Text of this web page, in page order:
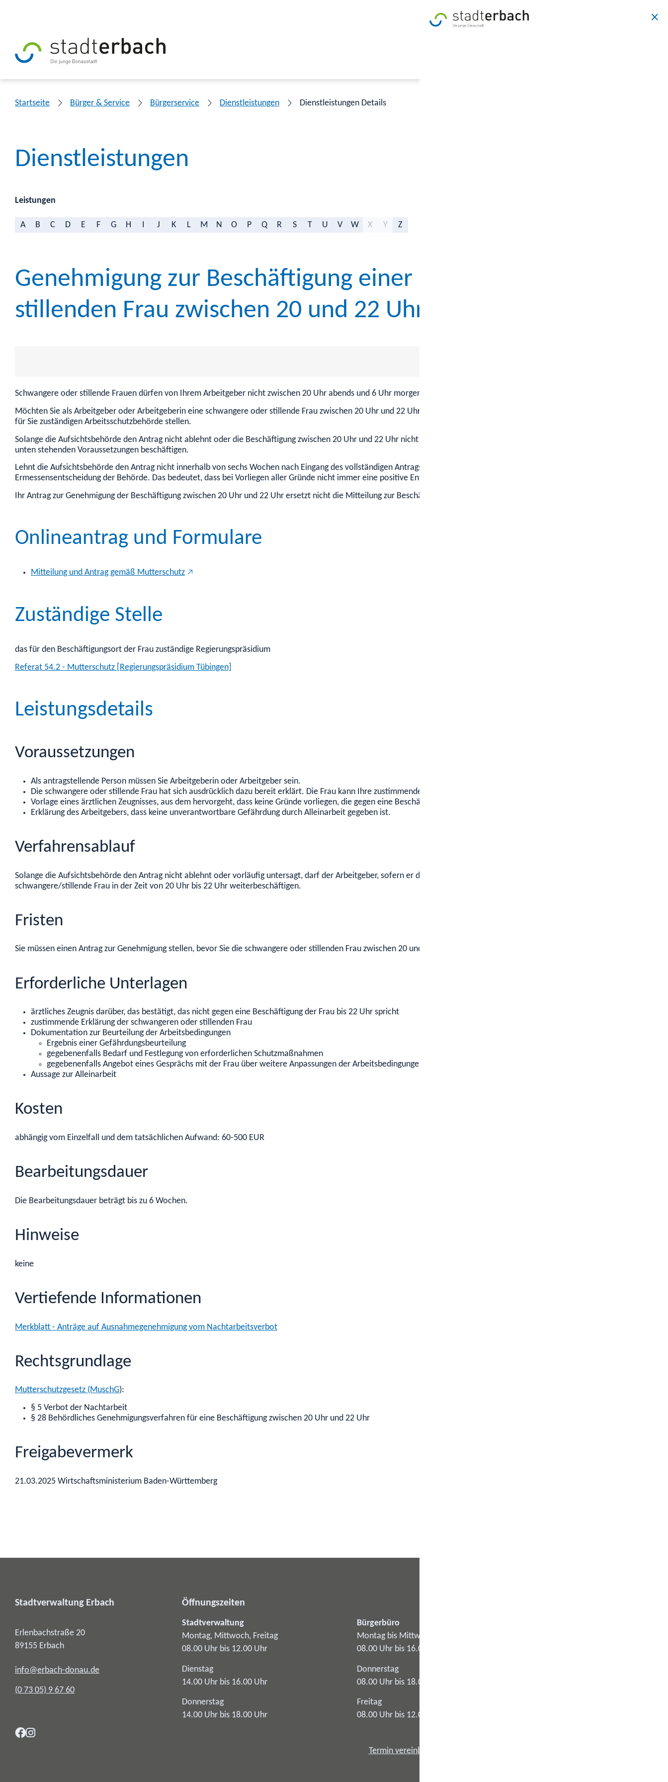
Startseite Bürger & Service Bürgerservice Dienstleistungen Dienstleistungen Details
Dienstleistungen
Leistungen
A B C D E F G H J K L M N O P Q R S T U V W X Y Z
Genehmigung zur Beschäftigung einer schwangeren oder
stillenden Frau zwischen 20 und 22 Uhr beantragen
Schwangere oder stillende Frauen dürfen von Ihrem Arbeitgeber nicht zwischen 20 Uhr abends und 6 Uhr morgens beschäftigt werden.
Möchten Sie als Arbeitgeber oder Arbeitgeberin eine schwangere oder stillende Frau zwischen 20 Uhr und 22 Uhr beschäftigen, müssen Sie einen Antrag auf Genehmigung bei der
für Sie zuständigen Arbeitsschutzbehörde stellen.
Solange die Aufsichtsbehörde den Antrag nicht ablehnt oder die Beschäftigung zwischen 20 Uhr und 22 Uhr nicht vorläufig untersagt, darf der Arbeitgeber die Frau unter den
unten stehenden Voraussetzungen beschäftigen.
Lehnt die Aufsichtsbehörde den Antrag nicht innerhalb von sechs Wochen nach Eingang des vollständigen Antrags ab, gilt die Genehmigung als erteilt. Die Entscheidung ist eine
Ermessensentscheidung der Behörde. Das bedeutet, dass bei Vorliegen aller Gründe nicht immer eine positive Entscheidung ergehen muss.
Ihr Antrag zur Genehmigung der Beschäftigung zwischen 20 Uhr und 22 Uhr ersetzt nicht die Mitteilung zur Beschäftigung einer schwangeren oder stillenden Frau.
Onlineantrag und Formulare
Mitteilung und Antrag gemäß Mutterschutz
Zuständige Stelle
das für den Beschäftigungsort der Frau zuständige Regierungspräsidium
Referat 54.2 - Mutterschutz [Regierungspräsidium Tübingen]
Leistungsdetails
Voraussetzungen
Als antragstellende Person müssen Sie Arbeitgeberin oder Arbeitgeber sein.
Die schwangere oder stillende Frau hat sich ausdrücklich dazu bereit erklärt. Die Frau kann Ihre zustimmende Erklärung jederzeit widerrufen
Vorlage eines ärztlichen Zeugnisses, aus dem hervorgeht, dass keine Gründe vorliegen, die gegen eine Beschäftigung bis 22 Uhr sprechen.
Erklärung des Arbeitgebers, dass keine unverantwortbare Gefährdung durch Alleinarbeit gegeben ist.
Verfahrensablauf
Solange die Aufsichtsbehörde den Antrag nicht ablehnt oder vorläufig untersagt, darf der Arbeitgeber, sofern er den Antrag mit den Unterlagen der Behörde vorgelegt hat, die
schwangere/stillende Frau in der Zeit von 20 Uhr bis 22 Uhr weiterbeschäftigen.
Fristen
Sie müssen einen Antrag zur Genehmigung stellen, bevor Sie die schwangere oder stillenden Frau zwischen 20 und 22 Uhr beschäftigen.
Erforderliche Unterlagen
ärztliches Zeugnis darüber, das bestätigt, das nicht gegen eine Beschäftigung der Frau bis 22 Uhr spricht
zustimmende Erklärung der schwangeren oder stillenden Frau
Dokumentation zur Beurteilung der Arbeitsbedingungen
Ergebnis einer Gefährdungsbeurteilung
gegebenenfalls Bedarf und Festlegung von erforderlichen Schutzmaßnahmen
gegebenenfalls Angebot eines Gesprächs mit der Frau über weitere Anpassungen der Arbeitsbedingungen
Aussage zur Alleinarbeit
Kosten
abhängig vom Einzelfall und dem tatsächlichen Aufwand: 60-500 EUR
Bearbeitungsdauer
Die Bearbeitungsdauer beträgt bis zu 6 Wochen.
Hinweise
keine
Vertiefende Informationen
Merkblatt - Anträge auf Ausnahmegenehmigung vom Nachtarbeitsverbot
Rechtsgrundlage
Mutterschutzgesetz (MuschG):
§ 5 Verbot der Nachtarbeit
§ 28 Behördliches Genehmigungsverfahren für eine Beschäftigung zwischen 20 Uhr und 22 Uhr
Freigabevermerk
21.03.2025 Wirtschaftsministerium Baden-Württemberg
Stadtverwaltung Erbach
Erlenbachstraße 20
89155 Erbach
info@erbach-donau.de
(0 73 05) 9 67 60
Öffnungszeiten
Stadtverwaltung
Montag, Mittwoch, Freitag
08.00 Uhr bis 12.00 Uhr
Dienstag
14.00 Uhr bis 16.00 Uhr
Donnerstag
14.00 Uhr bis 18.00 Uhr
Bürgerbüro
Montag bis Mittwoch
08.00 Uhr bis 16.00 Uhr
Donnerstag
08.00 Uhr bis 18.00 Uhr
Freitag
08.00 Uhr bis 12.00 Uhr
Termin vereinbaren